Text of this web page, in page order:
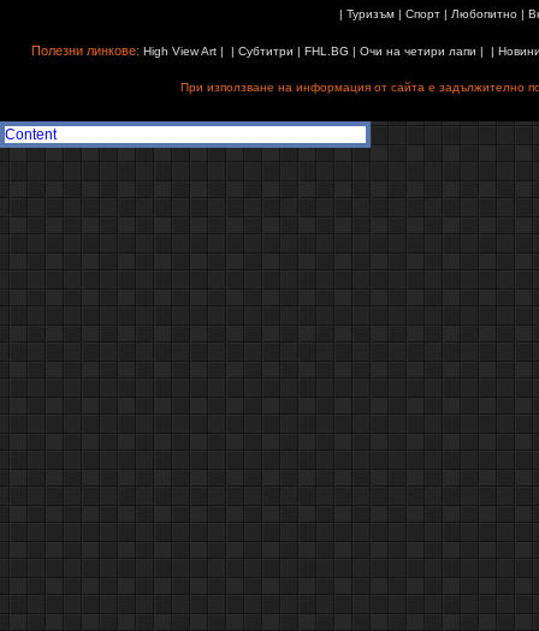
| Туризъм| Спорт| Любопитно|
Полезни линкове: High View Art| | Субтитри | FHL.BG | Очи на четири лапи | |
При използване на информация от сайта е задължително
Content